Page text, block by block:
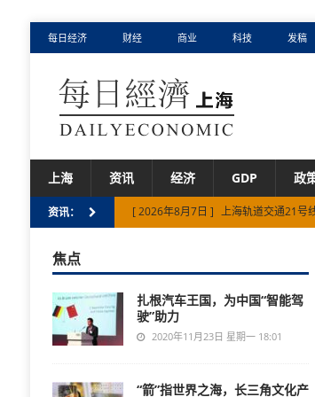
每日经济 财经 商业 科技 发稿
上海 资讯 经济 GDP 政
资讯： [ 2026年8月7日 ] 在新天地“偶遇”非
[ 2026年8月6日 ] 上海市一体化示范
[ 2026年8月7日 ] 上海市促进民营经
[ 2026年8月7日 ] 上海轨道交通21号
焦点
扎根汽车王国，为中国“智能驾
驶”助力
2020年11月23日 星期一 18:01
“箭”指世界之海，长三角文化产